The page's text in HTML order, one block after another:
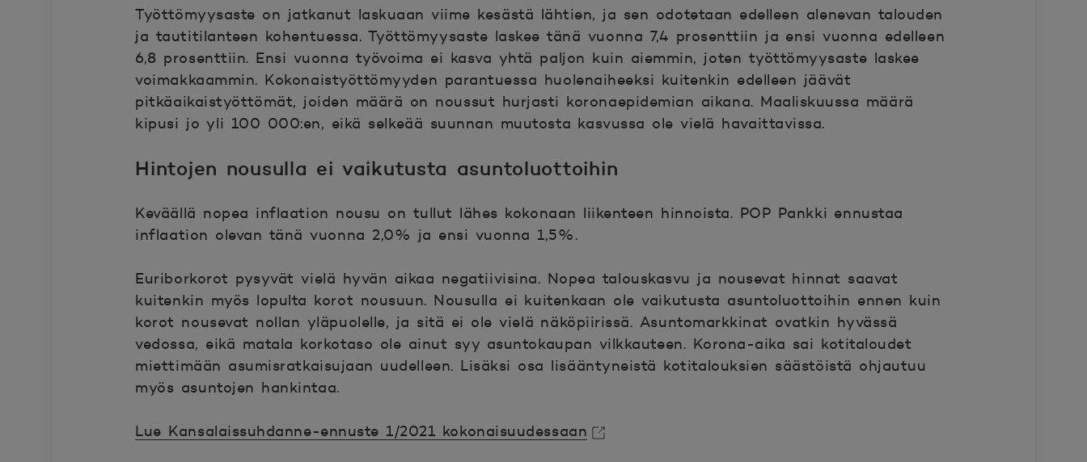
Työttömyysaste on jatkanut laskuaan viime kesästä lähtien, ja sen odotetaan edelleen alenevan talouden
ja tautitilanteen kohentuessa. Työttömyysaste laskee tänä vuonna 7,4 prosenttiin ja ensi vuonna edelleen
6,8 prosenttiin. Ensi vuonna työvoima ei kasva yhtä paljon kuin aiemmin, joten työttömyysaste laskee
voimakkaammin. Kokonaistyöttömyyden parantuessa huolenaiheeksi kuitenkin edelleen jäävät
pitkäaikaistyöttömät, joiden määrä on noussut hurjasti koronaepidemian aikana. Maaliskuussa määrä
kipusi jo yli 100 000:en, eikä selkeää suunnan muutosta kasvussa ole vielä havaittavissa.
Hintojen nousulla ei vaikutusta asuntoluottoihin
Keväällä nopea inflaation nousu on tullut lähes kokonaan liikenteen hinnoista. POP Pankki ennustaa
inflaation olevan tänä vuonna 2,0% ja ensi vuonna 1,5%.
Euriborkorot pysyvät vielä hyvän aikaa negatiivisina. Nopea talouskasvu ja nousevat hinnat saavat
kuitenkin myös lopulta korot nousuun. Nousulla ei kuitenkaan ole vaikutusta asuntoluottoihin ennen kuin
korot nousevat nollan yläpuolelle, ja sitä ei ole vielä näköpiirissä. Asuntomarkkinat ovatkin hyvässä
vedossa, eikä matala korkotaso ole ainut syy asuntokaupan vilkkauteen. Korona-aika sai kotitaloudet
miettimään asumisratkaisujaan uudelleen. Lisäksi osa lisääntyneistä kotitalouksien säästöistä ohjautuu
myös asuntojen hankintaa.
Lue Kansalaissuhdanne-ennuste 1/2021 kokonaisuudessaan